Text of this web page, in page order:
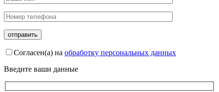
Согласен(а) на обработку персональных данных
Введите ваши данные